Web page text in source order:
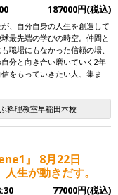
187000円(税込)
、自分自身の人生を創造して
最先端の学びの時空。仲間と
職場にもなかった信頼の場、
分と向き合い磨いていく2年
をもっていきたい人、集ま
料理教室早稲田本校
』 8月22日
人生が動きだす。
77000円(税込)